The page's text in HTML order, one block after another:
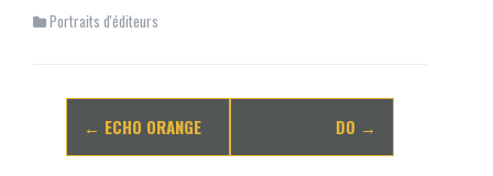
Portraits d'éditeurs
Navigation
d'article
← ECHO ORANGE DO →